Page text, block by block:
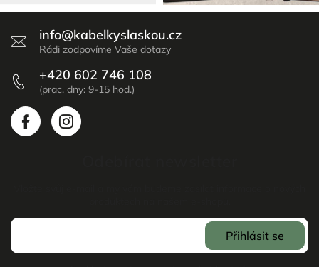
info@kabelkyslaskou.cz
+420 602 746 108
Přihlásit se